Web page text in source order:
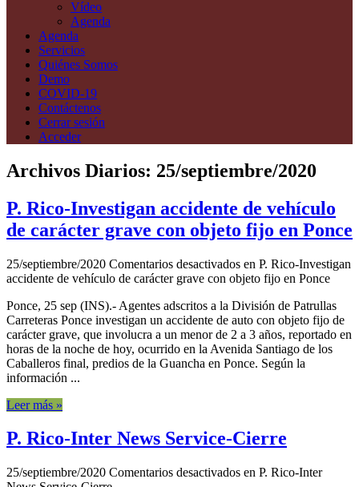
Vídeo
Agenda
Agenda
Servicios
Quiénes Somos
Demo
COVID-19
Contáctenos
Cerrar sesión
Acceder
Archivos Diarios: 25/septiembre/2020
P. Rico-Investigan accidente de vehículo
de carácter grave con objeto fijo en Ponce
25/septiembre/2020 Comentarios desactivados en P. Rico-Investigan
accidente de vehículo de carácter grave con objeto fijo en Ponce
Ponce, 25 sep (INS).- Agentes adscritos a la División de Patrullas
Carreteras Ponce investigan un accidente de auto con objeto fijo de
carácter grave, que involucra a un menor de 2 a 3 años, reportado en
horas de la noche de hoy, ocurrido en la Avenida Santiago de los
Caballeros final, predios de la Guancha en Ponce. Según la
información ...
Leer más »
P. Rico-Inter News Service-Cierre
25/septiembre/2020 Comentarios desactivados en P. Rico-Inter